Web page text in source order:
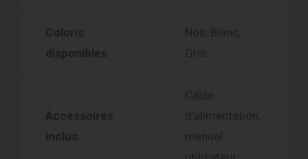
Coloris
disponibles
Noir, Blanc,
Gris
Accessoires
inclus
Câble
d’alimentation,
manuel